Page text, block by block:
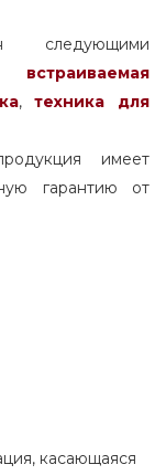
следующими
встраиваемая
,
техника для
имеет
гарантию от
касающаяся